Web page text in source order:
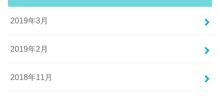
2019年3月
2019年2月
2018年11月